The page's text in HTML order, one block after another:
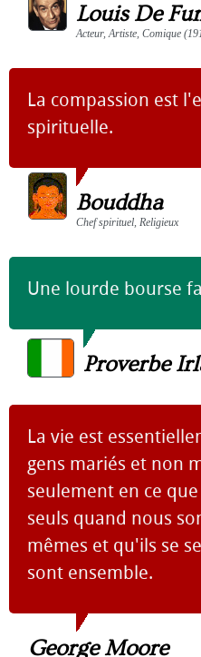
Louis De
Acteur, Artiste, Comique
La compassion est
spirituelle.
Bouddha
Chef spirituel, Religieux
Une lourde bourse
Proverbe
La vie est
gens mariés et non
seulement en ce
seuls quand nous
mêmes et qu'ils se
sont ensemble.
George Moore